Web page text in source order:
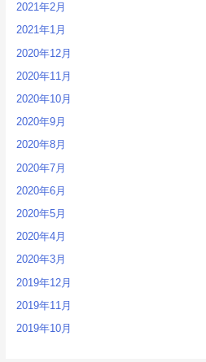
2021年2月
2021年1月
2020年12月
2020年11月
2020年10月
2020年9月
2020年8月
2020年7月
2020年6月
2020年5月
2020年4月
2020年3月
2019年12月
2019年11月
2019年10月